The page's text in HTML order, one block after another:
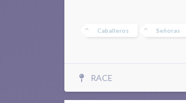
Caballeros Señoras
RACE